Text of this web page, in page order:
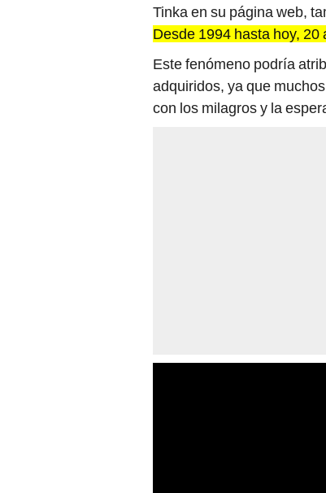
Tinka en su página web,
Desde 1994 hasta hoy,
Este fenómeno podría
adquiridos, ya que
con los milagros y la